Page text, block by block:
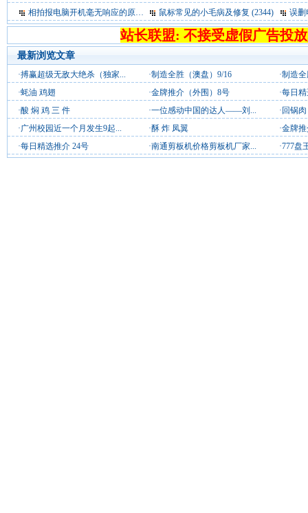
相拍报电脑开机毫无响应的原因及修复
(2432)
鼠标常见的小毛病及修复 (2344) 误删
站长联盟: 不接受虚假广告投
最新浏览文章
·搏赢超级无敌大绝杀（独家... ·制造全胜（澳盘）9/16 ·制造
·蚝油 鸡翅 ·金牌推介（外围）8号 ·每日
·酸 焖 鸡 三 件 ·一位感动中国的达人——刘... · 回锅
·广州校园近一个月发生9起... ·酥 炸 凤翼 ·金牌
·每日精选推介 24号 ·南通剪板机价格剪板机厂家... ·777盘